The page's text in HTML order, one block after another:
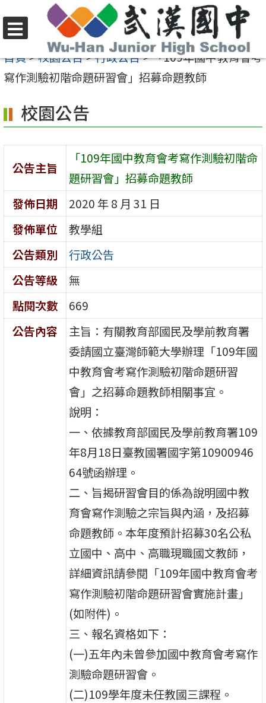
至
要
容
區
選
單
首頁>校園公告>行政公告>「109年國中教育會考
寫作測驗初階命題研習會」招募命題教師
校園公告
公告主旨
「109年國中教育會考寫作測驗初階命
題研習會」招募命題教師
發佈日期
2020 年 8 月 31 日
發佈單位
教學組
公告類別
行政公告
公告等級
無
點閱次數
669
公告內容
主旨：有關教育部國民及學前教育署
委請國立臺灣師範大學辦理「109年國
中教育會考寫作測驗初階命題研習
會」之招募命題教師相關事宜。
說明：
一、依據教育部國民及學前教育署109
年8月18日臺教國署國字第10900946
64號函辦理。
二、旨揭研習會目的係為說明國中教
育會寫作測驗之宗旨與內涵，及招募
命題教師。本年度預計招募30名公私
立國中、高中、高職現職國文教師，
詳細資訊請參閱「109年國中教育會考
寫作測驗初階命題研習會實施計畫」
(如附件)。
三、報名資格如下：
(一)五年內未曾參加國中教育會考寫作
測驗命題研習會。
(二)109學年度未任教國三課程。